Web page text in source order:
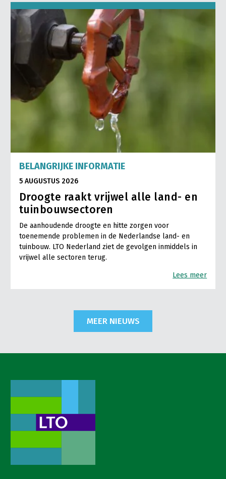
BELANGRIJKE INFORMATIE
5 AUGUSTUS 2026
Droogte raakt vrijwel alle land- en
tuinbouwsectoren
De aanhoudende droogte en hitte zorgen voor
toenemende problemen in de Nederlandse land- en
tuinbouw. LTO Nederland ziet de gevolgen inmiddels in
vrijwel alle sectoren terug.
Lees meer
MEER NIEUWS